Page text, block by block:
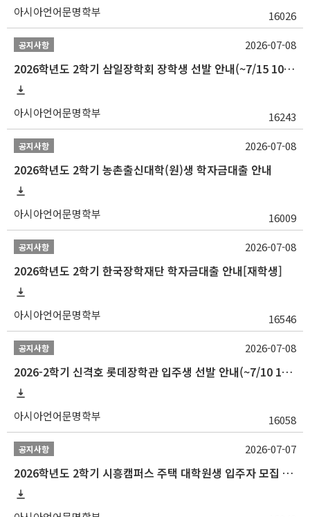
아시아언어문명학부 16026
공지사항
2026학년도 2학기 삼일장학회 장학생 선발 안내(~7/15 10:00)
아시아언어문명학부 16243
2026-07-08
공지사항
2026학년도 2학기 농촌출신대학(원)생 학자금대출 안내
아시아언어문명학부 16009
2026-07-08
공지사항
2026학년도 2학기 한국장학재단 학자금대출 안내[재학생]
아시아언어문명학부 16546
2026-07-08
공지사항
2026-2학기 신격호 롯데장학관 입주생 선발 안내(~7/10 10:00)
아시아언어문명학부 16058
2026-07-08
공지사항
2026학년도 2학기 시흥캠퍼스 주택 대학원생 입주자 모집 안내
2026-07-07